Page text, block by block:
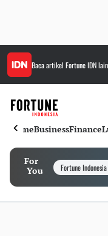
Baca artikel Fortune IDN
HomeBusinessFinance
For
You
Fortune